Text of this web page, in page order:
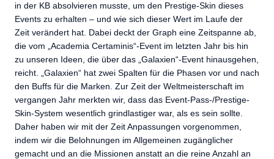
in der KB absolvieren musste, um den Prestige-Skin dieses
Events zu erhalten – und wie sich dieser Wert im Laufe der
Zeit verändert hat. Dabei deckt der Graph eine Zeitspanne ab,
die vom „Academia Certaminis“-Event im letzten Jahr bis hin
zu unseren Ideen, die über das „Galaxien“-Event hinausgehen,
reicht. „Galaxien“ hat zwei Spalten für die Phasen vor und nach
den Buffs für die Marken. Zur Zeit der Weltmeisterschaft im
vergangen Jahr merkten wir, dass das Event-Pass-/Prestige-
Skin-System wesentlich grindlastiger war, als es sein sollte.
Daher haben wir mit der Zeit Anpassungen vorgenommen,
indem wir die Belohnungen im Allgemeinen zugänglicher
gemacht und an die Missionen anstatt an die reine Anzahl an